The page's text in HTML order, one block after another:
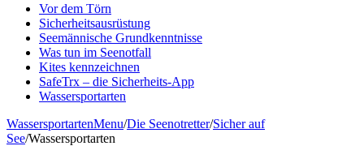
Vor dem Törn
Sicherheitsausrüstung
Seemännische Grundkenntnisse
Was tun im Seenotfall
Kites kennzeichnen
SafeTrx – die Sicherheits-App
Wassersportarten
WassersportartenMenu/Die Seenotretter/Sicher auf
See/Wassersportarten